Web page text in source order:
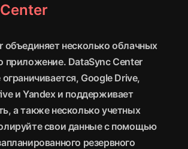
объединяет несколько облачных
приложение. DataSync Center
Google Drive,
и Yandex и поддерживает
а также несколько учетных
свои данные с помощью
резервного